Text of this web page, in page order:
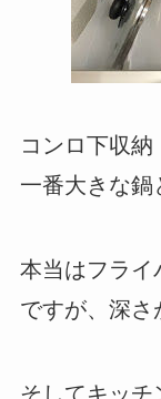
コンロ下収納
一番大きな鍋
本当はフライ
ですが、深さ
そしてキッチ